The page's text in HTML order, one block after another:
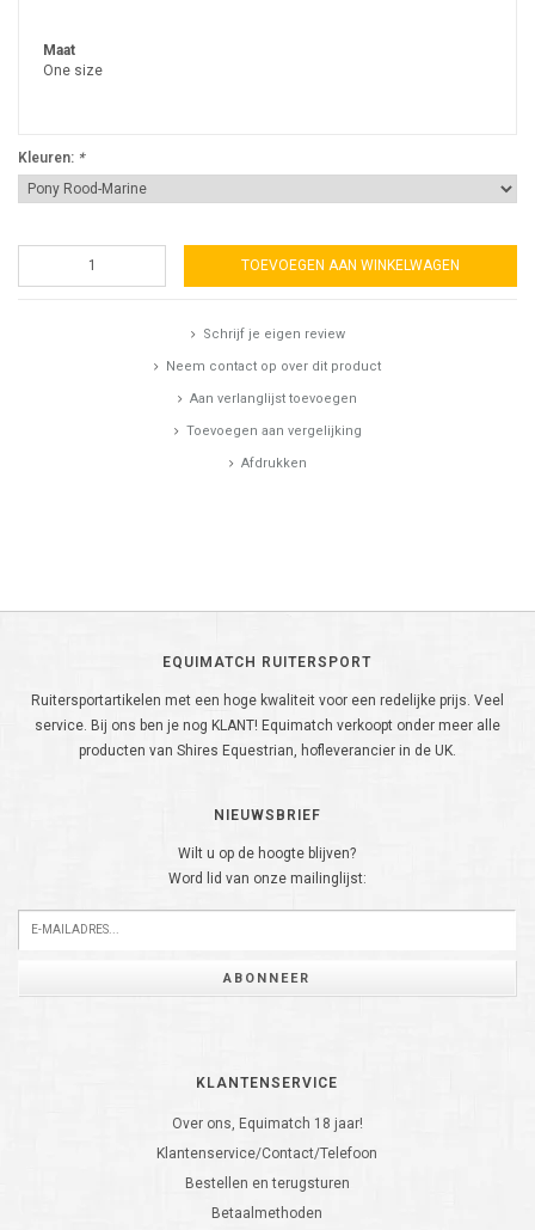
Maat
One size
Kleuren: *
TOEVOEGEN AAN WINKELWAGEN
Schrijf je eigen review
Neem contact op over dit product
Aan verlanglijst toevoegen
Toevoegen aan vergelijking
Afdrukken
EQUIMATCH RUITERSPORT
Ruitersportartikelen met een hoge kwaliteit voor een redelijke prijs. Veel
service. Bij ons ben je nog KLANT! Equimatch verkoopt onder meer alle
producten van Shires Equestrian, hofleverancier in de UK.
NIEUWSBRIEF
Wilt u op de hoogte blijven?
Word lid van onze mailinglijst:
ABONNEER
KLANTENSERVICE
Over ons, Equimatch 18 jaar!
Klantenservice/Contact/Telefoon
Bestellen en terugsturen
Betaalmethoden